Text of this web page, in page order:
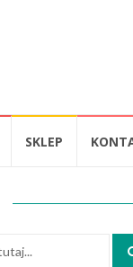
SKLEP